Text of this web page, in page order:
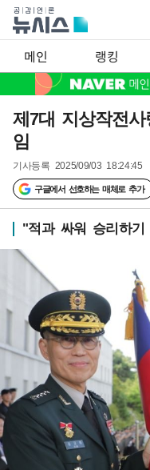
메인 랭킹
제7대 지상작전
임
기사등록 2025/09/03 18:24:45
구글에서 선호하는 매체로 추가
"적과 싸워 승리하